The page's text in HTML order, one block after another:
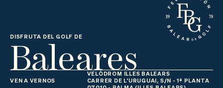
DISFRUTA DEL GOLF DE
Baleares
VEN A VERNOS
VELÒDROM ILLES BALEARS
CARRER DE L'URUGUAI, S/N - 1ª PLANTA